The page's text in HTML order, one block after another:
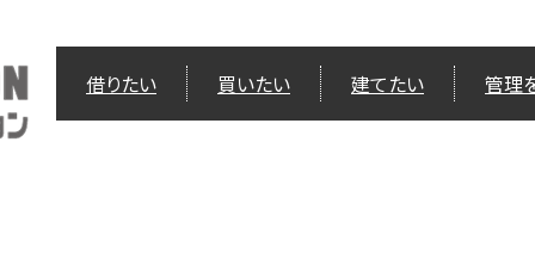
借りたい 買いたい 建てたい 管理